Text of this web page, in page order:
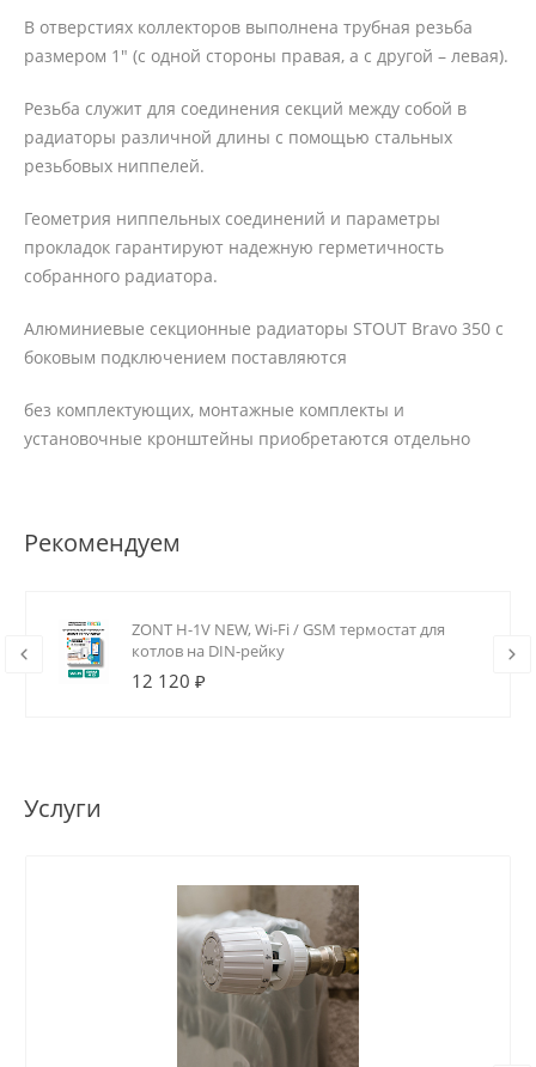
В отверстиях коллекторов выполнена трубная резьба
размером 1" (с одной стороны правая, а с другой – левая).
Резьба служит для соединения секций между собой в
радиаторы различной длины с помощью стальных
резьбовых ниппелей.
Геометрия ниппельных соединений и параметры
прокладок гарантируют надежную герметичность
собранного радиатора.
Алюминиевые секционные радиаторы STOUT Bravo 350 с
боковым подключением поставляются
без комплектующих, монтажные комплекты и
установочные кронштейны приобретаются отдельно
Рекомендуем
ZONT H-1V NEW, Wi-Fi / GSM термостат для
котлов на DIN-рейку
12 120 ₽
Услуги